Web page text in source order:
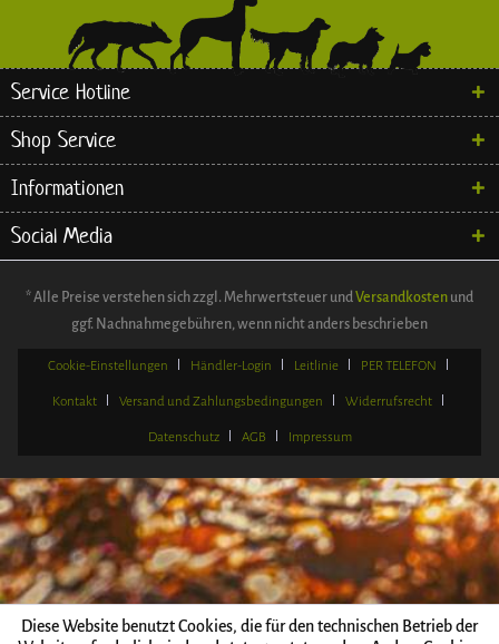
Service Hotline
Shop Service
Informationen
Social Media
* Alle Preise verstehen sich zzgl. Mehrwertsteuer undVersandkosten und
ggf. Nachnahmegebühren, wenn nicht anders beschrieben
Cookie-Einstellungen Händler-Login Leitlinie PER TELEFON
Kontakt Versand und Zahlungsbedingungen Widerrufsrecht
Datenschutz AGB Impressum
Diese Website benutzt Cookies, die für den technischen Betrieb der